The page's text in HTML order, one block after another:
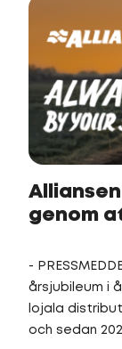
genom
-
årsjubileum i
lojala
och sedan